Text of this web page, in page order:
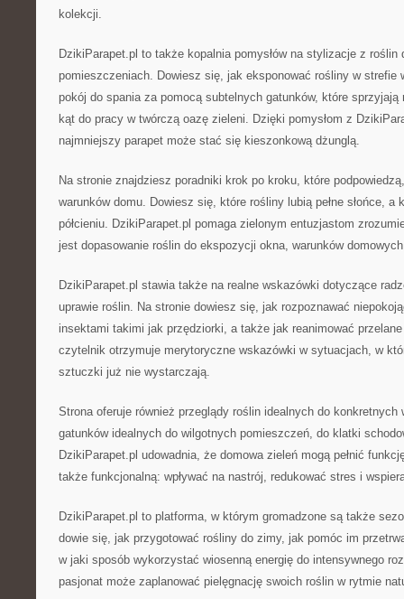
kolekcji.
DzikiParapet.pl to także kopalnia pomysłów na stylizacje z
pomieszczeniach. Dowiesz się, jak eksponować rośliny w strefie
pokój do spania za pomocą subtelnych gatunków, które
kąt do pracy w twórczą oazę zieleni. Dzięki pomysłom z
najmniejszy parapet może stać się kieszonkową dżunglą.
Na stronie znajdziesz poradniki krok po kroku, które
warunków domu. Dowiesz się, które rośliny lubią pełne słońce, a
półcieniu. DzikiParapet.pl pomaga zielonym entuzjastom
jest dopasowanie roślin do ekspozycji okna, warunków
DzikiParapet.pl stawia także na realne wskazówki dotyczące
uprawie roślin. Na stronie dowiesz się, jak rozpoznawać
insektami takimi jak przędziorki, a także jak reanimować
czytelnik otrzymuje merytoryczne wskazówki w sytuacjach, w
sztuczki już nie wystarczają.
Strona oferuje również przeglądy roślin idealnych do
gatunków idealnych do wilgotnych pomieszczeń, do klatki
DzikiParapet.pl udowadnia, że domowa zieleń mogą pełnić
także funkcjonalną: wpływać na nastrój, redukować stres i
DzikiParapet.pl to platforma, w którym gromadzone są także
dowie się, jak przygotować rośliny do zimy, jak pomóc im
w jaki sposób wykorzystać wiosenną energię do intensywnego
pasjonat może zaplanować pielęgnację swoich roślin w rytmie